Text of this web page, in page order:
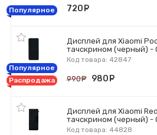
Популярное 720
Дисплей для Xiaomi
тачскрином (черный) -
Код товара: 42847
Популярное
Распродажа
990 руб.
980
Дисплей для Xiaomi
тачскрином (черный) -
Код товара: 44828